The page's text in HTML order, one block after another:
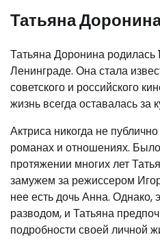
Татьяна
Татьяна Доронина родилась
Ленинграде. Она стала
советского и российского
жизнь всегда оставалась за
Актриса никогда не
романах и отношениях. Было
протяжении многих лет
замужем за режиссером
нее есть дочь Анна. Однако,
разводом, и Татьяна
подробности своей личной